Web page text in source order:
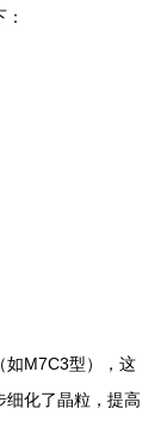
如M7C3型），这
细化了晶粒，提高